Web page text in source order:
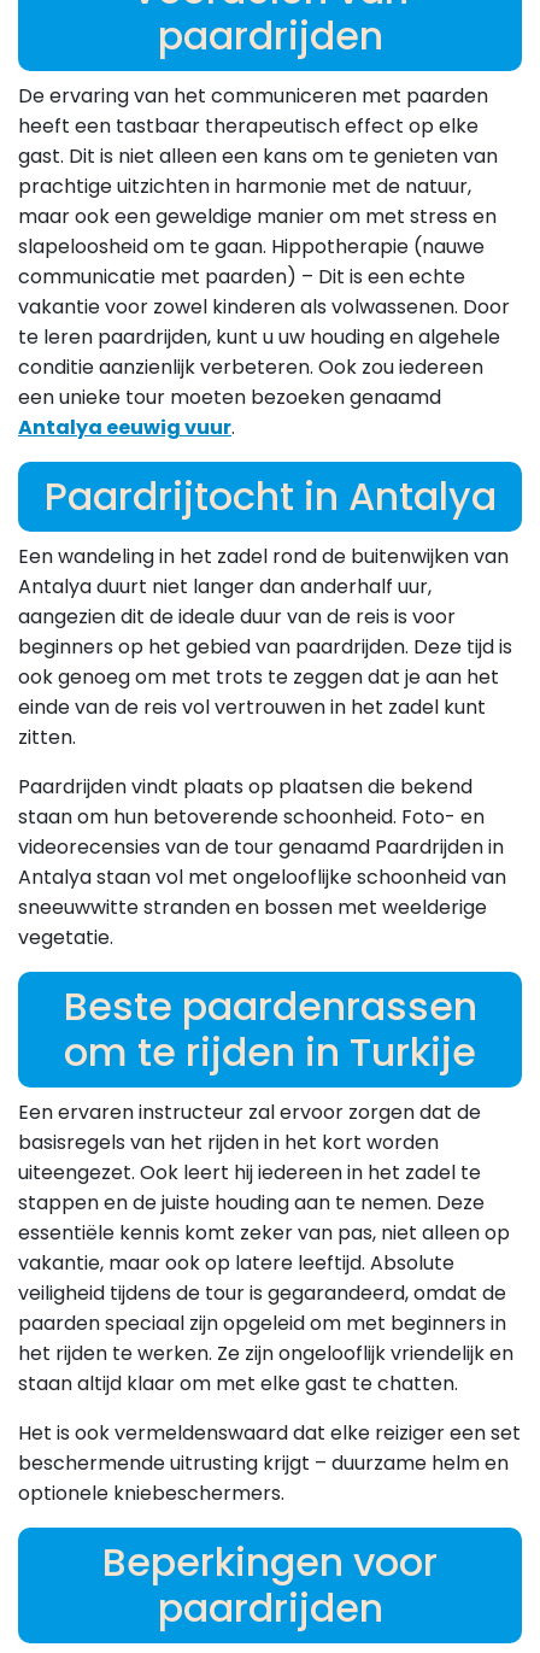
paardrijden
De ervaring van het communiceren met paarden
heeft een tastbaar therapeutisch effect op elke
gast. Dit is niet alleen een kans om te genieten van
prachtige uitzichten in harmonie met de natuur,
maar ook een geweldige manier om met stress en
slapeloosheid om te gaan. Hippotherapie (nauwe
communicatie met paarden) – Dit is een echte
vakantie voor zowel kinderen als volwassenen. Door
te leren paardrijden, kunt u uw houding en algehele
conditie aanzienlijk verbeteren. Ook zou iedereen
een unieke tour moeten bezoeken genaamd
Antalya eeuwig vuur.
Paardrijtocht in Antalya
Een wandeling in het zadel rond de buitenwijken van
Antalya duurt niet langer dan anderhalf uur,
aangezien dit de ideale duur van de reis is voor
beginners op het gebied van paardrijden. Deze tijd is
ook genoeg om met trots te zeggen dat je aan het
einde van de reis vol vertrouwen in het zadel kunt
zitten.
Paardrijden vindt plaats op plaatsen die bekend
staan om hun betoverende schoonheid. Foto- en
videorecensies van de tour genaamd Paardrijden in
Antalya staan vol met ongelooflijke schoonheid van
sneeuwwitte stranden en bossen met weelderige
vegetatie.
Beste paardenrassen
om te rijden in Turkije
Een ervaren instructeur zal ervoor zorgen dat de
basisregels van het rijden in het kort worden
uiteengezet. Ook leert hij iedereen in het zadel te
stappen en de juiste houding aan te nemen. Deze
essentiële kennis komt zeker van pas, niet alleen op
vakantie, maar ook op latere leeftijd. Absolute
veiligheid tijdens de tour is gegarandeerd, omdat de
paarden speciaal zijn opgeleid om met beginners in
het rijden te werken. Ze zijn ongelooflijk vriendelijk en
staan ​​altijd klaar om met elke gast te chatten.
Het is ook vermeldenswaard dat elke reiziger een set
beschermende uitrusting krijgt – duurzame helm en
optionele kniebeschermers.
Beperkingen voor
paardrijden